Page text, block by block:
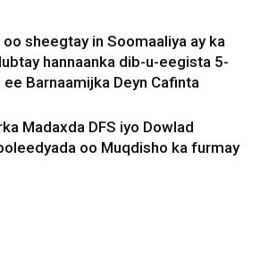
oo sheegtay in Soomaaliya ay ka
hannaanka dib-u-eegista 5-
ee Barnaamijka Deyn Cafinta
Madaxda DFS iyo Dowlad
oo Muqdisho ka furmay